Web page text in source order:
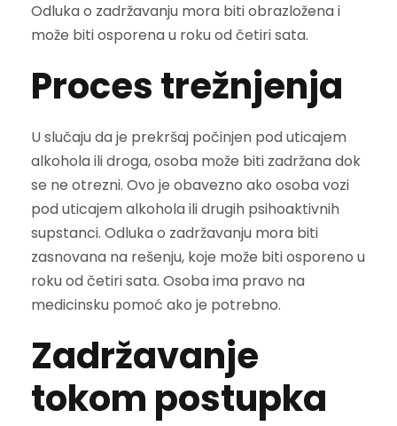
Odluka o zadržavanju mora biti obrazložena i
može biti osporena u roku od četiri sata.
Proces trežnjenja
U slučaju da je prekršaj počinjen pod uticajem
alkohola ili droga, osoba može biti zadržana dok
se ne otrezni. Ovo je obavezno ako osoba vozi
pod uticajem alkohola ili drugih psihoaktivnih
supstanci. Odluka o zadržavanju mora biti
zasnovana na rešenju, koje može biti osporeno u
roku od četiri sata. Osoba ima pravo na
medicinsku pomoć ako je potrebno.
Zadržavanje
tokom postupka